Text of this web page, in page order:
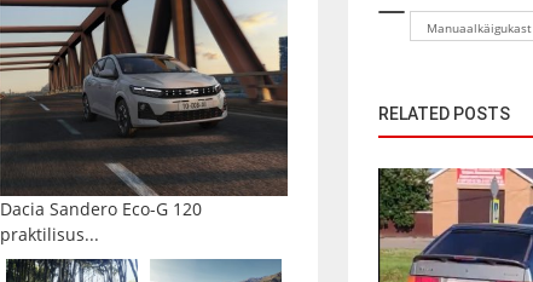
Dacia Sandero Eco-G 120
praktilisus...
Manuaalkäigukast
RELATED POSTS